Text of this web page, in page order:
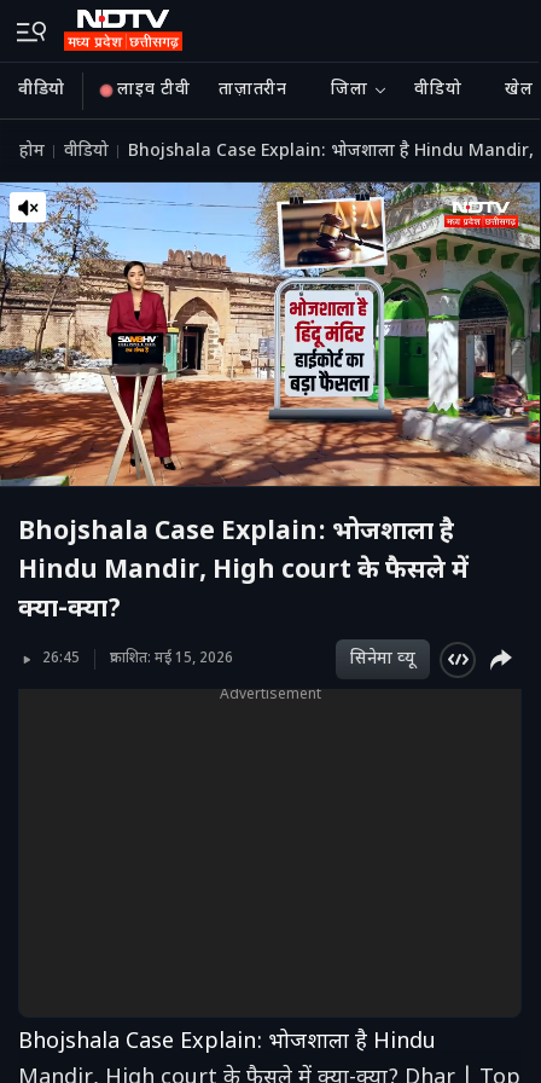
वीडियो लाइव टीवी ताज़ातरीन जिला वीडियो खेल
होम वीडियो Bhojshala Case Explain: भोजशाला है Hindu
Bhojshala Case Explain: भोजशाला है
Hindu Mandir, High court के फैसले में
क्या-क्या?
26:45 प्रकाशित: मई 15, 2026 सिनेमा व्‍यू
Advertisement
Bhojshala Case Explain: भोजशाला है Hindu